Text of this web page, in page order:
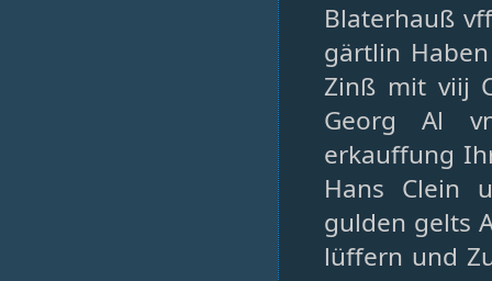
Blaterhauß
gärtlin
Zinß mit viij
Georg Al
erkauffung
Hans Clein
gulden gelts
lüffern und